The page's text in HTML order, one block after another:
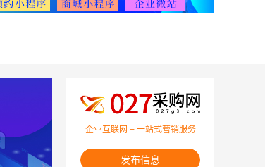
企业互联网 + 一站式营销服务
发布信息